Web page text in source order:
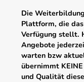
Die
Plattform, die
Verfügung stellt.
Angebote
warten bzw
übernimmt
und Qualität